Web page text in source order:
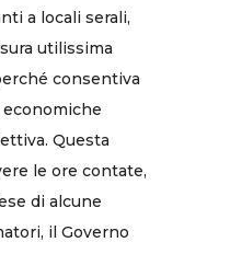
a locali serali,
utilissima
consentiva
Questa
le ore contate,
di alcune
il Governo